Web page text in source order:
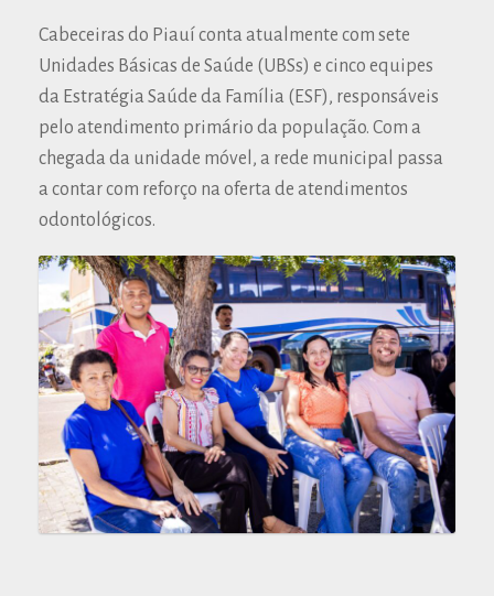
Cabeceiras do Piauí conta atualmente com sete
Unidades Básicas de Saúde (UBSs) e cinco equipes
da Estratégia Saúde da Família (ESF), responsáveis
pelo atendimento primário da população. Com a
chegada da unidade móvel, a rede municipal passa
a contar com reforço na oferta de atendimentos
odontológicos.